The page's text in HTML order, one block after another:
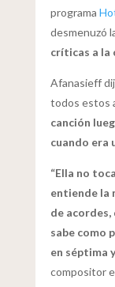
programa
desmenuzó
críticas a la
Afanasieff
todos estos
canción
cuando era
“Ella no
entiende la
de
sabe como
en séptima
compositor